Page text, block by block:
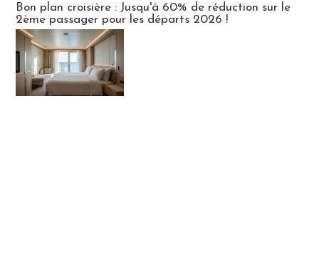
Bon plan croisière : Jusqu'à 60% de réduction sur le
2ème passager pour les départs 2026 !